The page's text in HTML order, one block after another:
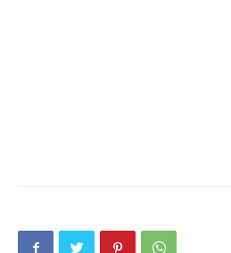
Contact us